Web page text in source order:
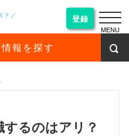
？／ 登録
報を探す
るのはアリ？
MENU